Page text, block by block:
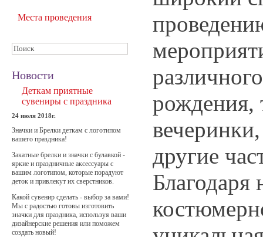
рождения,
другие
Места проведения
Новости
Деткам приятные
сувениры с праздника
24 июля 2018г.
Значки и Брелки деткам с логотипом
вашего праздника!
Закатные брелки и значки с булавкой -
яркие и праздничные аксессуары с
вашим логотипом, которые порадуют
деток и привлекут их сверстников.
Какой сувенир сделать - выбор за вами!
Мы с радостью готовы изготовить
значки для праздника, используя ваши
дизайнерские решения или поможем
создать новый!